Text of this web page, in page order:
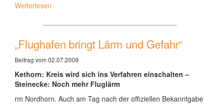
Weiterlesen
„Flughafen bringt Lärm und Gefahr“
Beitrag vom 02.07.2009
Kethorn: Kreis wird sich ins Verfahren einschalten –
Steinecke: Noch mehr Fluglärm
rm Nordhorn. Auch am Tag nach der offiziellen Bekanntgabe